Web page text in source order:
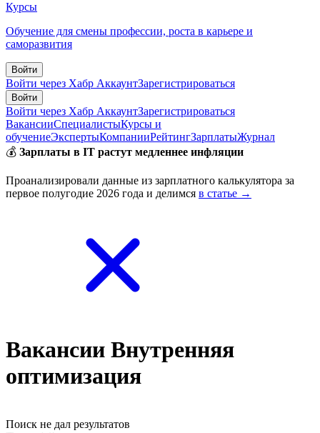
Курсы
Обучение для смены профессии, роста в карьере и
саморазвития
Войти
Войти через Хабр АккаунтЗарегистрироваться
Войти
Войти через Хабр АккаунтЗарегистрироваться
ВакансииСпециалистыКурсы и
обучениеЭкспертыКомпанииРейтингЗарплатыЖурнал
💰 Зарплаты в IT растут медленнее инфляции
Проанализировали данные из зарплатного калькулятора за
первое полугодие 2026 года и делимся в статье →
Вакансии Внутренняя
оптимизация
Поиск не дал результатов